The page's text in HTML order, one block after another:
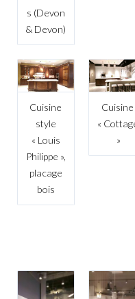
s (Devon
& Devon)
Cuisine
style
« Louis
Philippe »,
placage
bois
Cuisine
«
»